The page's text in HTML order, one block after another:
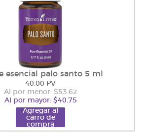
esencial palo santo 5 ml
40.00 PV
Al por menor: $53.62
Al por mayor: $40.75
Agregar al
carro de
compra